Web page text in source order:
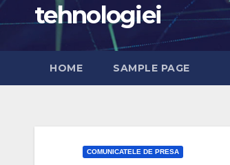
tehnologiei
HOME SAMPLE PAGE
COMUNICATELE DE PRESA